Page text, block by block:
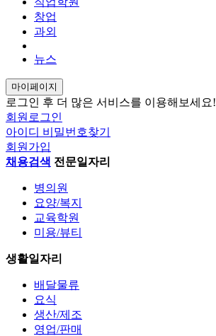
send
창업
과외
뉴스
마이페이지
로그인 후 더 많은 서비스를 이용해보세요!
회원로그인
아이디 비밀번호찾기
회원가입
채용검색 전문일자리
병의원
요양/복지
교육학원
미용/뷰티
생활일자리
배달물류
요식
생산/제조
영업/판매